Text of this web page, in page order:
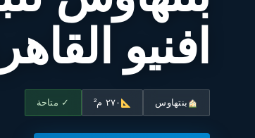
افنيو
بنتهاوس ٢٧٠ م² ✓ متاحة